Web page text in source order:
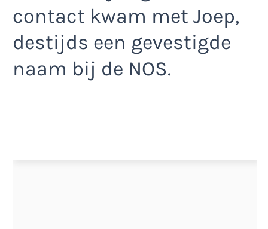
contact kwam met Joep,
destijds een gevestigde
naam bij de NOS.